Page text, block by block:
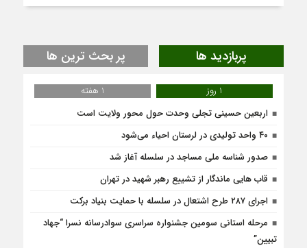
پربازدید ها پر بحث ترین ها
1 روز
1 هفته
اربعین حسینی تجلی وحدت حول محور ولایت است
۴۰ واحد تولیدی در لرستان احیاء می‌شود
صدور شناسه ملی مساجد در سلسله آغاز شد
قاب هایی ماندگار از تشییع رهبر شهید در تهران
اجرای ۲۸۷ طرح اشتعال در سلسله با حمایت بنیاد برکت
مرحله استانی سومین جشنواره سراسری سوادرسانه نسرا “جهاد
تبیین”